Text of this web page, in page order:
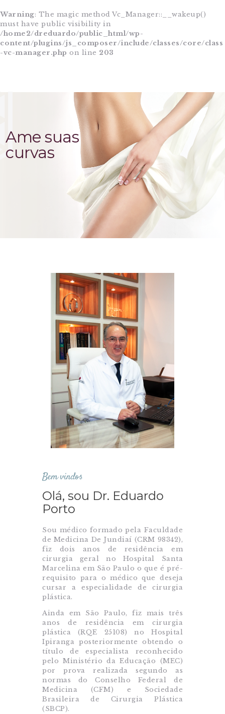
Warning: The magic method Vc_Manager::__wakeup()
must have public visibility in
/home2/dreduardo/public_html/wp-
content/plugins/js_composer/include/classes/core/class
-vc-manager.php on line 203
EQUIPE
PROCEDIMENTOS
CIRURGIAS
BLOG
CONTATO
Bem vindos
Olá, sou Dr. Eduardo
Porto
Sou médico formado pela Faculdade
de Medicina De Jundiaí (CRM 98342),
fiz dois anos de residência em
cirurgia geral no Hospital Santa
Marcelina em São Paulo o que é pré-
requisito para o médico que deseja
cursar a especialidade de cirurgia
plástica.
Ainda em São Paulo, fiz mais três
anos de residência em cirurgia
plástica (RQE 25108) no Hospital
Ipiranga posteriormente obtendo o
título de especialista reconhecido
pelo Ministério da Educação (MEC)
por prova realizada segundo as
normas do Conselho Federal de
Medicina (CFM) e Sociedade
Brasileira de Cirurgia Plástica
(SBCP).